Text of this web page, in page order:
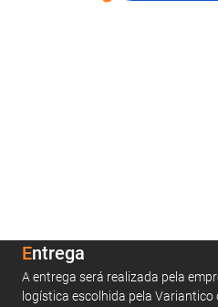
Entrega
A entrega será realizada pela
logística escolhida pela Variantico